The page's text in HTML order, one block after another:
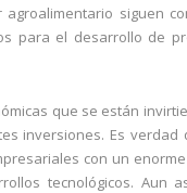
siguen
para el desarrollo de
que se están
inversiones. Es
con un
tecnológicos. Aun